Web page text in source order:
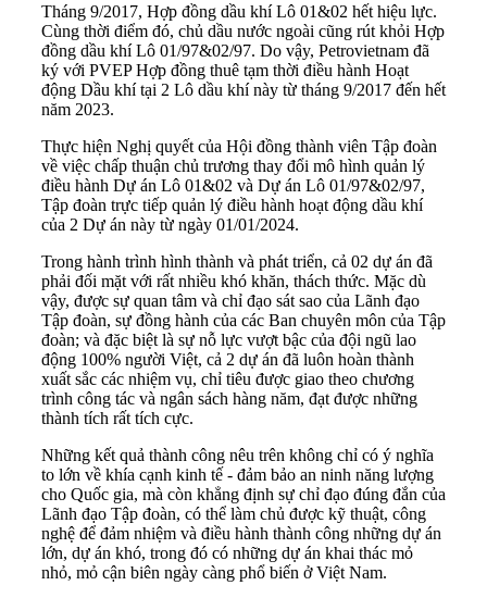
Tháng 9/2017, Hợp đồng dầu khí Lô 01&02 hết hiệu lực.
Cùng thời điểm đó, chủ dầu nước ngoài cũng rút khỏi Hợp
đồng dầu khí Lô 01/97&02/97. Do vậy, Petrovietnam đã
ký với PVEP Hợp đồng thuê tạm thời điều hành Hoạt
động Dầu khí tại 2 Lô dầu khí này từ tháng 9/2017 đến hết
năm 2023.
Thực hiện Nghị quyết của Hội đồng thành viên Tập đoàn
về việc chấp thuận chủ trương thay đổi mô hình quản lý
điều hành Dự án Lô 01&02 và Dự án Lô 01/97&02/97,
Tập đoàn trực tiếp quản lý điều hành hoạt động dầu khí
của 2 Dự án này từ ngày 01/01/2024.
Trong hành trình hình thành và phát triển, cả 02 dự án đã
phải đối mặt với rất nhiều khó khăn, thách thức. Mặc dù
vậy, được sự quan tâm và chỉ đạo sát sao của Lãnh đạo
Tập đoàn, sự đồng hành của các Ban chuyên môn của Tập
đoàn; và đặc biệt là sự nỗ lực vượt bậc của đội ngũ lao
động 100% người Việt, cả 2 dự án đã luôn hoàn thành
xuất sắc các nhiệm vụ, chỉ tiêu được giao theo chương
trình công tác và ngân sách hàng năm, đạt được những
thành tích rất tích cực.
Những kết quả thành công nêu trên không chỉ có ý nghĩa
to lớn về khía cạnh kinh tế - đảm bảo an ninh năng lượng
cho Quốc gia, mà còn khẳng định sự chỉ đạo đúng đắn của
Lãnh đạo Tập đoàn, có thể làm chủ được kỹ thuật, công
nghệ để đảm nhiệm và điều hành thành công những dự án
lớn, dự án khó, trong đó có những dự án khai thác mỏ
nhỏ, mỏ cận biên ngày càng phổ biến ở Việt Nam.